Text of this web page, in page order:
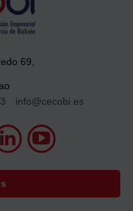
69,
info@cecobi.es